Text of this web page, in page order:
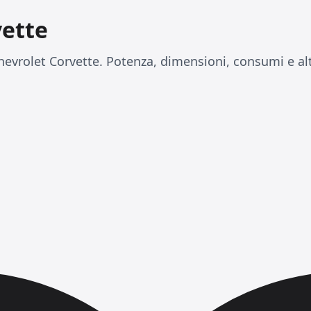
Corvette. Potenza, dimensioni, consumi e